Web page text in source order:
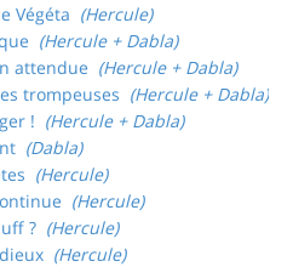
Végéta (Hercule)
(Hercule + Dabla)
attendue (Hercule + Dabla)
trompeuses (Hercule + Dabla)
! (Hercule + Dabla)
(Dabla)
(Hercule)
(Hercule)
? (Hercule)
(Hercule)